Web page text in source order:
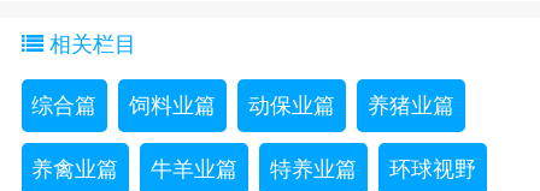
相关栏目
综合篇 饲料业篇 动保业篇 养猪业篇
养禽业篇 牛羊业篇 特养业篇 环球视野